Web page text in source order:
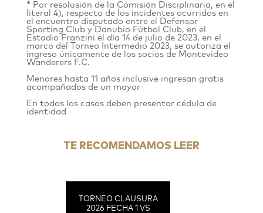
* Por resolusión de la Comisión Disciplinaria, en el
literal 4), respecto de los incidentes ocurridos en
el encuentro disputado entre el Defensor
Sporting Club y Danubio Fútbol Club, en el
Estadio Franzini el día 14 de julio de 2023, en el
marco del Torneo Intermedio 2023, se autoriza el
ingreso únicamente de los socios de Montevideo
Wanderers F.C.
Menores hasta 11 años inclusive ingresan gratis
acompañados de un mayor
En todos los casos deben presentar cédula de
identidad
TE RECOMENDAMOS LEER
TORNEO CLAUSURA
2026 FECHA 1 VS